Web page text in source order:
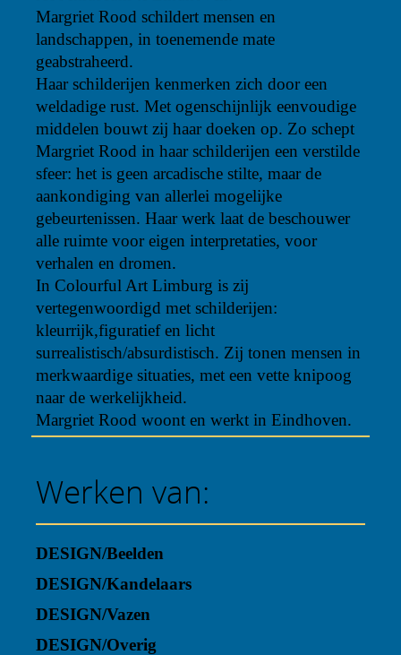
Margriet Rood schildert mensen en
landschappen, in toenemende mate
geabstraheerd.
Haar schilderijen kenmerken zich door een
weldadige rust. Met ogenschijnlijk eenvoudige
middelen bouwt zij haar doeken op. Zo schept
Margriet Rood in haar schilderijen een verstilde
sfeer: het is geen arcadische stilte, maar de
aankondiging van allerlei mogelijke
gebeurtenissen. Haar werk laat de beschouwer
alle ruimte voor eigen interpretaties, voor
verhalen en dromen.
In Colourful Art Limburg is zij
vertegenwoordigd met schilderijen:
kleurrijk,figuratief en licht
surrealistisch/absurdistisch. Zij tonen mensen in
merkwaardige situaties, met een vette knipoog
naar de werkelijkheid.
Margriet Rood woont en werkt in Eindhoven.
Werken van:
DESIGN/Beelden
DESIGN/Kandelaars
DESIGN/Vazen
DESIGN/Overig